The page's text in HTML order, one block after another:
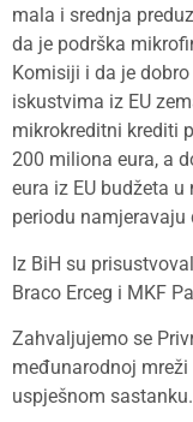
mala i srednja
da je podrška
Komisiji i da je
iskustvima iz EU
mikrokreditni krediti
200 miliona eura, a
eura iz EU budžeta
periodu namjeravaju
Iz BiH su
Braco Erceg i MKF
Zahvaljujemo se
međunarodnoj
uspješnom sastanku.